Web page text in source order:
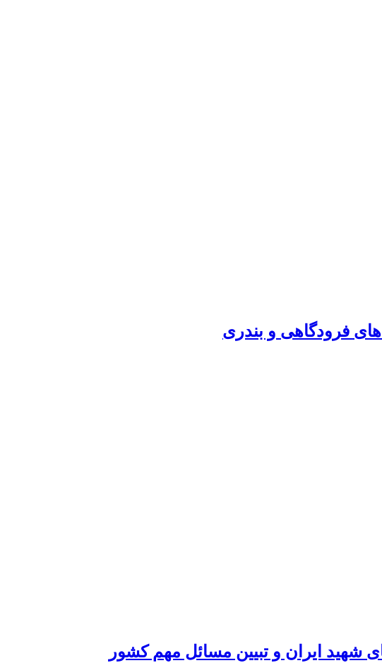
فرودگاهی و بندری
شهید ایران و تبیین مسائل مهم کشور